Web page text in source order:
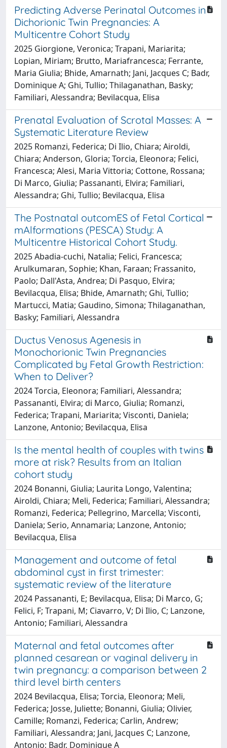
Predicting Adverse Perinatal Outcomes in
Dichorionic Twin Pregnancies: A
Multicentre Cohort Study
2025 Giorgione, Veronica; Trapani, Mariarita;
Lopian, Miriam; Brutto, Mariafrancesca; Ferrante,
Maria Giulia; Bhide, Amarnath; Jani, Jacques C; Badr,
Dominique A; Ghi, Tullio; Thilaganathan, Basky;
Familiari, Alessandra; Bevilacqua, Elisa
Prenatal Evaluation of Scrotal Masses: A
Systematic Literature Review
2025 Romanzi, Federica; Di Ilio, Chiara; Airoldi,
Chiara; Anderson, Gloria; Torcia, Eleonora; Felici,
Francesca; Alesi, Maria Vittoria; Cottone, Rossana;
Di Marco, Giulia; Passananti, Elvira; Familiari,
Alessandra; Ghi, Tullio; Bevilacqua, Elisa
The Postnatal outcomES of Fetal Cortical
mAlformations (PESCA) Study: A
Multicentre Historical Cohort Study.
2025 Abadia‐cuchi, Natalia; Felici, Francesca;
Arulkumaran, Sophie; Khan, Faraan; Frassanito,
Paolo; Dall'Asta, Andrea; Di Pasquo, Elvira;
Bevilacqua, Elisa; Bhide, Amarnath; Ghi, Tullio;
Martucci, Matia; Gaudino, Simona; Thilaganathan,
Basky; Familiari, Alessandra
Ductus Venosus Agenesis in
Monochorionic Twin Pregnancies
Complicated by Fetal Growth Restriction:
When to Deliver?
2024 Torcia, Eleonora; Familiari, Alessandra;
Passananti, Elvira; di Marco, Giulia; Romanzi,
Federica; Trapani, Mariarita; Visconti, Daniela;
Lanzone, Antonio; Bevilacqua, Elisa
Is the mental health of couples with twins
more at risk? Results from an Italian
cohort study
2024 Bonanni, Giulia; Laurita Longo, Valentina;
Airoldi, Chiara; Meli, Federica; Familiari, Alessandra;
Romanzi, Federica; Pellegrino, Marcella; Visconti,
Daniela; Serio, Annamaria; Lanzone, Antonio;
Bevilacqua, Elisa
Management and outcome of fetal
abdominal cyst in first trimester:
systematic review of the literature
2024 Passananti, E; Bevilacqua, Elisa; Di Marco, G;
Felici, F; Trapani, M; Ciavarro, V; Di Ilio, C; Lanzone,
Antonio; Familiari, Alessandra
Maternal and fetal outcomes after
planned cesarean or vaginal delivery in
twin pregnancy: a comparison between 2
third level birth centers
2024 Bevilacqua, Elisa; Torcia, Eleonora; Meli,
Federica; Josse, Juliette; Bonanni, Giulia; Olivier,
Camille; Romanzi, Federica; Carlin, Andrew;
Familiari, Alessandra; Jani, Jacques C; Lanzone,
Antonio; Badr, Dominique A